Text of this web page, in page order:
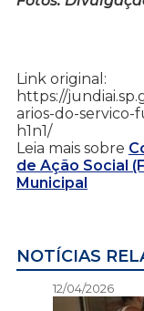
Link original:
https://
arios-do-servico-
h1n1/
Leia mais sobre
de Ação Social
Municipal
NOTÍCIAS
12/04/2026